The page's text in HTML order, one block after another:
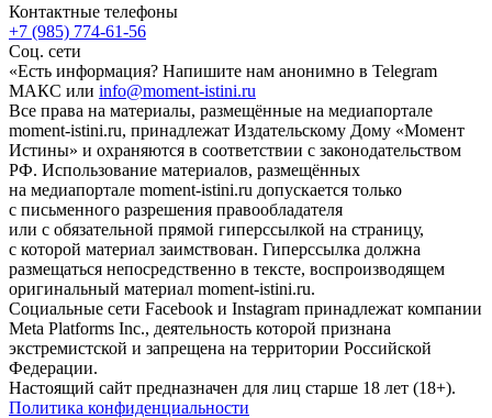
Контактные телефоны
+7 (985) 774-61-56
Соц. сети
«Есть информация? Напишите нам анонимно в Telegram
МАКС или info@moment-istini.ru
Все права на материалы, размещённые на медиапортале
moment-istini.ru, принадлежат Издательскому Дому «Момент
Истины» и охраняются в соответствии с законодательством
РФ. Использование материалов, размещённых
на медиапортале moment-istini.ru допускается только
с письменного разрешения правообладателя
или с обязательной прямой гиперссылкой на страницу,
с которой материал заимствован. Гиперссылка должна
размещаться непосредственно в тексте, воспроизводящем
оригинальный материал moment-istini.ru.
Социальные сети Facebook и Instagram принадлежат компании
Meta Platforms Inc., деятельность которой признана
экстремистской и запрещена на территории Российской
Федерации.
Настоящий сайт предназначен для лиц старше 18 лет (18+).
Политика конфиденциальности